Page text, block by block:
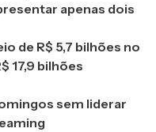
apenas dois
de R$ 5,7 bilhões no
17,9 bilhões
sem liderar